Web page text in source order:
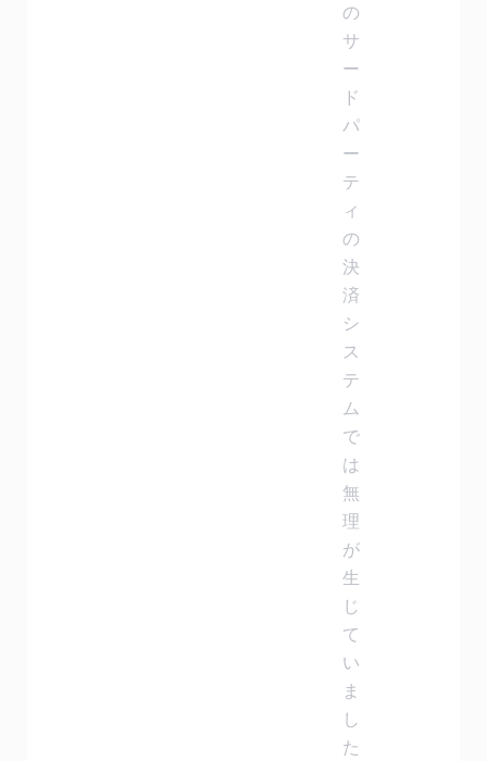
の
サ
ー
ド
パ
ー
テ
ィ
の
決
済
シ
ス
テ
ム
で
は
無
理
が
生
じ
て
い
ま
し
た